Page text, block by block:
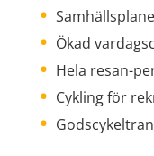
Ökad
Hela resan-
Cykling för